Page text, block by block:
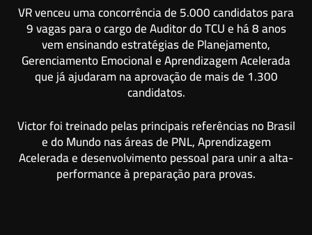
VR venceu uma concorrência de 5.000 candidatos para
9 vagas para o cargo de Auditor do TCU e há 8 anos
vem ensinando estratégias de Planejamento,
Gerenciamento Emocional e Aprendizagem Acelerada
que já ajudaram na aprovação de mais de 1.300
candidatos.
Victor foi treinado pelas principais referências no Brasil
e do Mundo nas áreas de PNL, Aprendizagem
Acelerada e desenvolvimento pessoal para unir a alta-
performance à preparação para provas.